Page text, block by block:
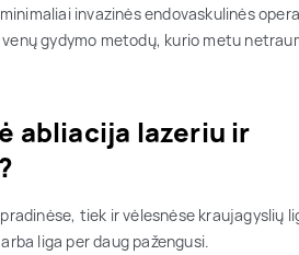
invazinės endovaskulinės
gydymo metodų, kurio metu
abliacija lazeriu ir
tiek ir vėlesnėse kraujagyslių
liga per daug pažengusi.